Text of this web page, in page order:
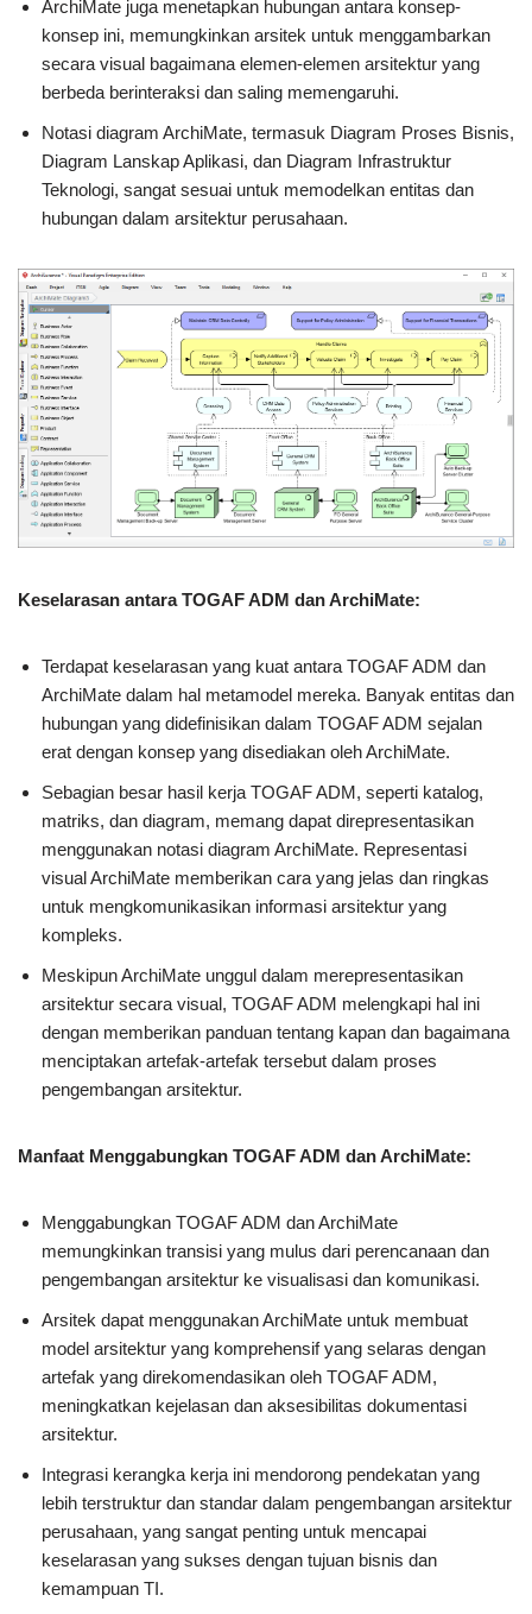
ArchiMate juga menetapkan hubungan antara konsep-
konsep ini, memungkinkan arsitek untuk menggambarkan
secara visual bagaimana elemen-elemen arsitektur yang
berbeda berinteraksi dan saling memengaruhi.
Notasi diagram ArchiMate, termasuk Diagram Proses Bisnis,
Diagram Lanskap Aplikasi, dan Diagram Infrastruktur
Teknologi, sangat sesuai untuk memodelkan entitas dan
hubungan dalam arsitektur perusahaan.
Keselarasan antara TOGAF ADM dan ArchiMate:
Terdapat keselarasan yang kuat antara TOGAF ADM dan
ArchiMate dalam hal metamodel mereka. Banyak entitas dan
hubungan yang didefinisikan dalam TOGAF ADM sejalan
erat dengan konsep yang disediakan oleh ArchiMate.
Sebagian besar hasil kerja TOGAF ADM, seperti katalog,
matriks, dan diagram, memang dapat direpresentasikan
menggunakan notasi diagram ArchiMate. Representasi
visual ArchiMate memberikan cara yang jelas dan ringkas
untuk mengkomunikasikan informasi arsitektur yang
kompleks.
Meskipun ArchiMate unggul dalam merepresentasikan
arsitektur secara visual, TOGAF ADM melengkapi hal ini
dengan memberikan panduan tentang kapan dan bagaimana
menciptakan artefak-artefak tersebut dalam proses
pengembangan arsitektur.
Manfaat Menggabungkan TOGAF ADM dan ArchiMate:
Menggabungkan TOGAF ADM dan ArchiMate
memungkinkan transisi yang mulus dari perencanaan dan
pengembangan arsitektur ke visualisasi dan komunikasi.
Arsitek dapat menggunakan ArchiMate untuk membuat
model arsitektur yang komprehensif yang selaras dengan
artefak yang direkomendasikan oleh TOGAF ADM,
meningkatkan kejelasan dan aksesibilitas dokumentasi
arsitektur.
Integrasi kerangka kerja ini mendorong pendekatan yang
lebih terstruktur dan standar dalam pengembangan arsitektur
perusahaan, yang sangat penting untuk mencapai
keselarasan yang sukses dengan tujuan bisnis dan
kemampuan TI.